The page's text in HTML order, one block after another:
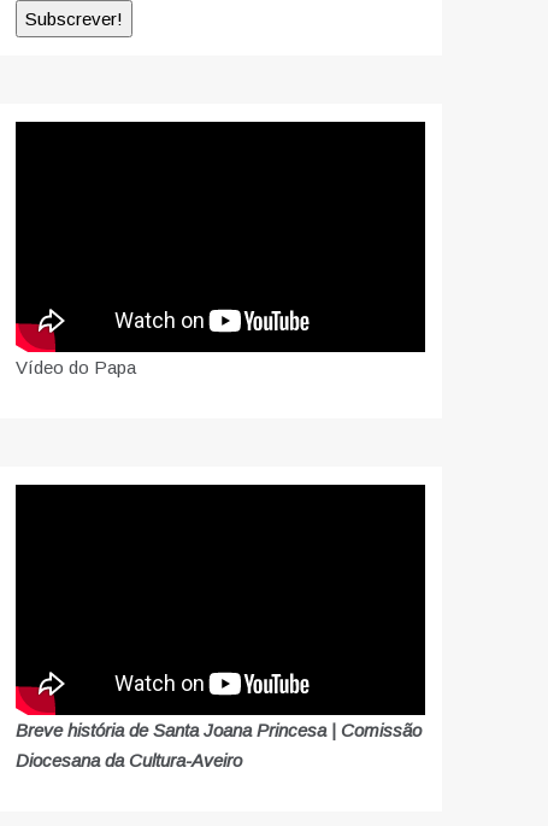
Vídeo do Papa
Breve história de Santa Joana Princesa | Comissão
Diocesana da Cultura-Aveiro